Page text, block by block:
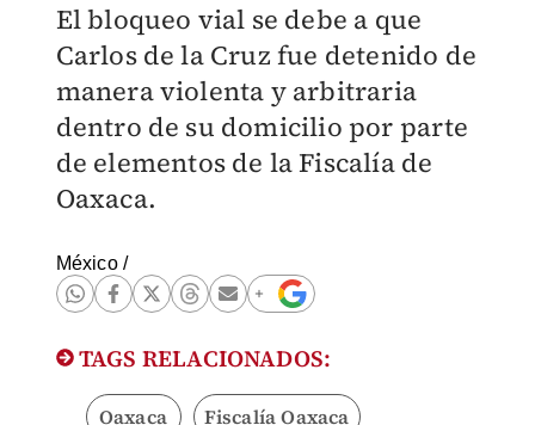
El bloqueo vial se debe a que
Carlos de la Cruz fue detenido de
manera violenta y arbitraria
dentro de su domicilio por parte
de elementos de la Fiscalía de
Oaxaca.
México/
TAGS RELACIONADOS:
Oaxaca Fiscalía Oaxaca